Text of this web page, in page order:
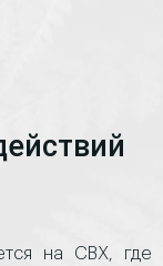
на СВХ, где